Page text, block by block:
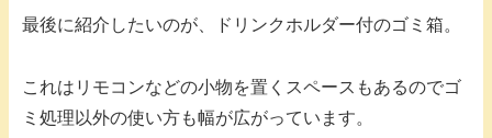
最後に紹介したいのが、ドリンクホルダー付のゴミ箱。
これはリモコンなどの小物を置くスペースもあるのでゴ
ミ処理以外の使い方も幅が広がっています。